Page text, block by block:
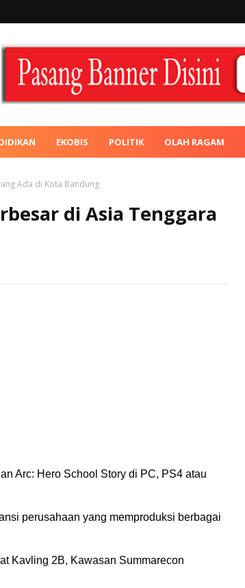
EKOBIS POLITIK OLAH RAGAM
Ada di Kota Bandung
di Asia Tenggara
Arc: Hero School Story di PC, PS4 atau
perusahaan yang memproduksi berbagai
Kavling 2B, Kawasan Summarecon